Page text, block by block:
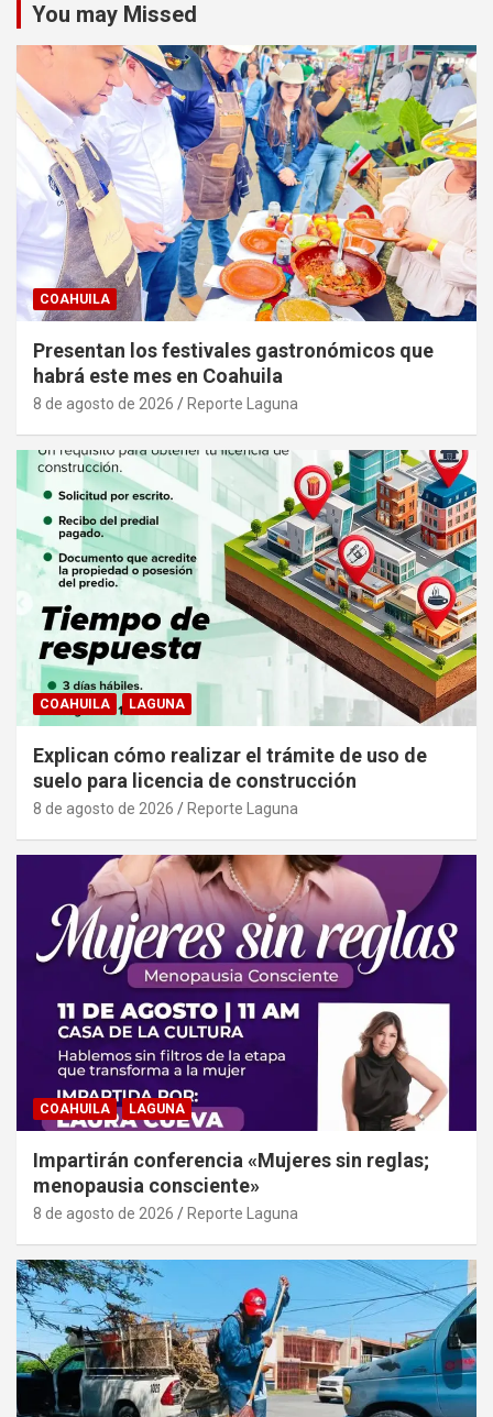
You may Missed
COAHUILA
Presentan los festivales gastronómicos que
habrá este mes en Coahuila
8 de agosto de 2026 Reporte Laguna
COAHUILA LAGUNA
Explican cómo realizar el trámite de uso de
suelo para licencia de construcción
8 de agosto de 2026 Reporte Laguna
COAHUILA LAGUNA
Impartirán conferencia «Mujeres sin reglas;
menopausia consciente»
8 de agosto de 2026 Reporte Laguna